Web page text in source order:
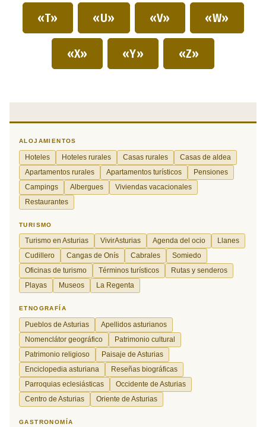
«T» «U» «V» «W»
«X» «Y» «Z»